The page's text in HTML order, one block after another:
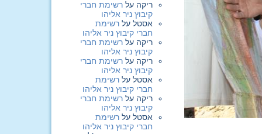
ריקה על רשימת חברי
קיבוץ ניר אליהו
אסטל על רשימת
חברי קיבוץ ניר אליהו
ריקה על רשימת חברי
קיבוץ ניר אליהו
ריקה על רשימת חברי
קיבוץ ניר אליהו
אסטל על רשימת
חברי קיבוץ ניר אליהו
ריקה על רשימת חברי
קיבוץ ניר אליהו
אסטל על רשימת
חברי קיבוץ ניר אליהו